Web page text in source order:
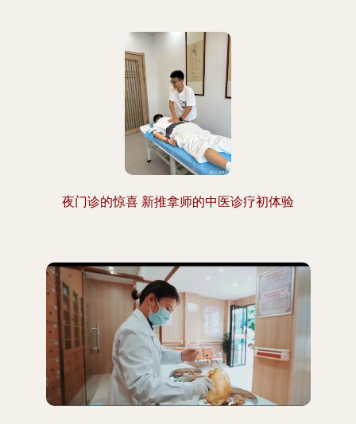
夜门诊的惊喜 新推拿师的中医诊疗初体验